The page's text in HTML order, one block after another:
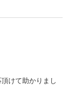
けて助かりまし